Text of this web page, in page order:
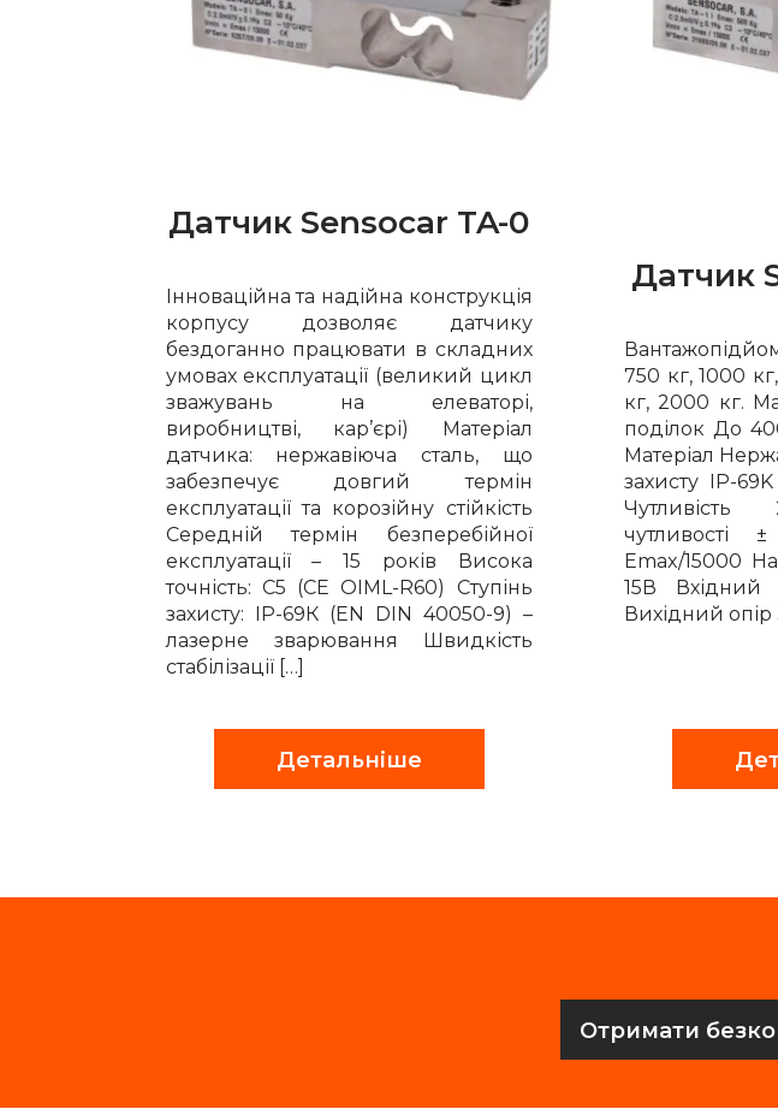
Датчик Sensocar TA-0
Інноваційна та надійна конструкція
корпусу дозволяє датчику
бездоганно працювати в складних
умовах експлуатації (великий цикл
зважувань на елеваторі,
виробництві, кар’єрі) Матеріал
датчика: нержавіюча сталь, що
забезпечує довгий термін
експлуатації та корозійну стійкість
Середній термін безперебійної
експлуатації – 15 років Висока
точність: С5 (CE OIML-R60) Ступінь
захисту: IP-69К (EN DIN 40050-9) –
лазерне зварювання Швидкість
стабілізації […]
Детальніше
Датчик
750 кг, 1000
кг, 2000 кг.
поділок До
Матеріал
захисту IP-
Чутливість
чутливості
Emax/15000
15В
Вихідний опір
Отримати